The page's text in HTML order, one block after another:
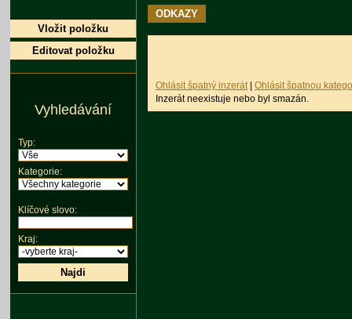
ODKAZY
Ohlásit špatný inzerát
Ohlásit špatnou
Inzerát neexistuje nebo byl smazán.
Vložit položku
Editovat položku
Vyhledávání
Typ:
Kategorie:
Klíčové slovo:
Kraj:
Najdi